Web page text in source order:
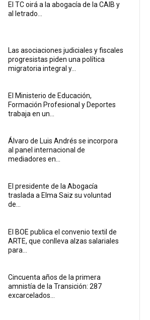
El TC oirá a la abogacía de la CAIB y
al letrado...
Las asociaciones judiciales y fiscales
progresistas piden una política
migratoria integral y...
El Ministerio de Educación,
Formación Profesional y Deportes
trabaja en un...
Álvaro de Luis Andrés se incorpora
al panel internacional de
mediadores en...
El presidente de la Abogacía
traslada a Elma Saiz su voluntad
de...
El BOE publica el convenio textil de
ARTE, que conlleva alzas salariales
para...
Cincuenta años de la primera
amnistía de la Transición: 287
excarcelados...